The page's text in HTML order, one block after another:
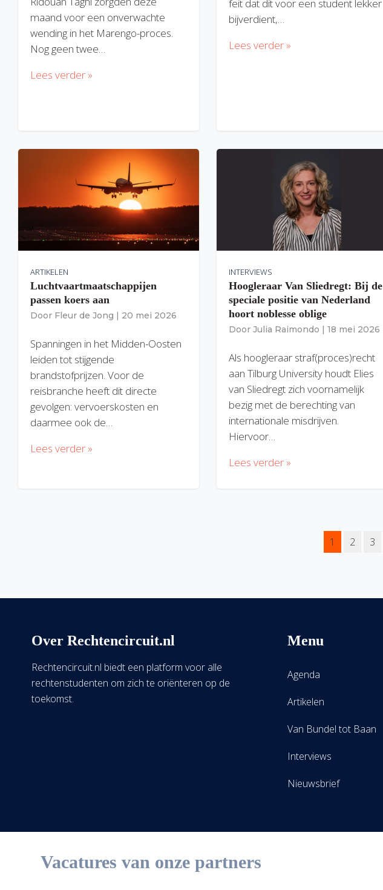
maand voor een onverwachte
wending in het Marengo-proces.
Nog geen twee…
Lees verder »
feit dat dit voor een student lekker
bijverdient,…
Lees verder »
ARTIKELEN
Luchtvaartmaatschappijen
passen koers aan
Door Fleur de Jong | 20 mei 2026
Spanningen in het Midden-Oosten
leiden tot stijgende
brandstofprijzen. Voor de
reisbranche heeft dit directe
gevolgen: vervoerskosten en
daarmee ook de…
Lees verder »
INTERVIEWS
Hoogleraar Van Sliedregt: Bij de
speciale positie van Nederland
hoort noblesse oblige
Door Julia Raimondo | 18 mei 2026
Als hoogleraar straf(proces)recht
aan Tilburg University houdt Elies
van Sliedregt zich voornamelijk
bezig met de berechting van
internationale misdrijven.
Hiervoor…
Lees verder »
1 2 3
Over Rechtencircuit.nl
Rechtencircuit.nl biedt een platform voor alle
rechtenstudenten om zich te oriënteren op de
toekomst.
Menu
Agenda
Artikelen
Van Bundel tot Baan
Interviews
Nieuwsbrief
Vacatures van onze partners